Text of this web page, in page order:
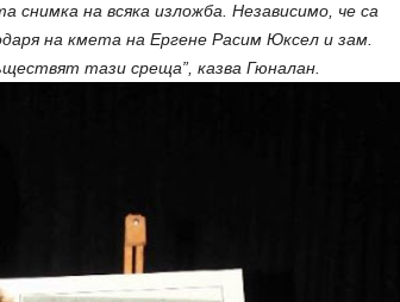
на всяка изложба. Независимо, че са
на кмета на Ергене Расим Юксел и зам.
тази среща”, казва Гюналан.